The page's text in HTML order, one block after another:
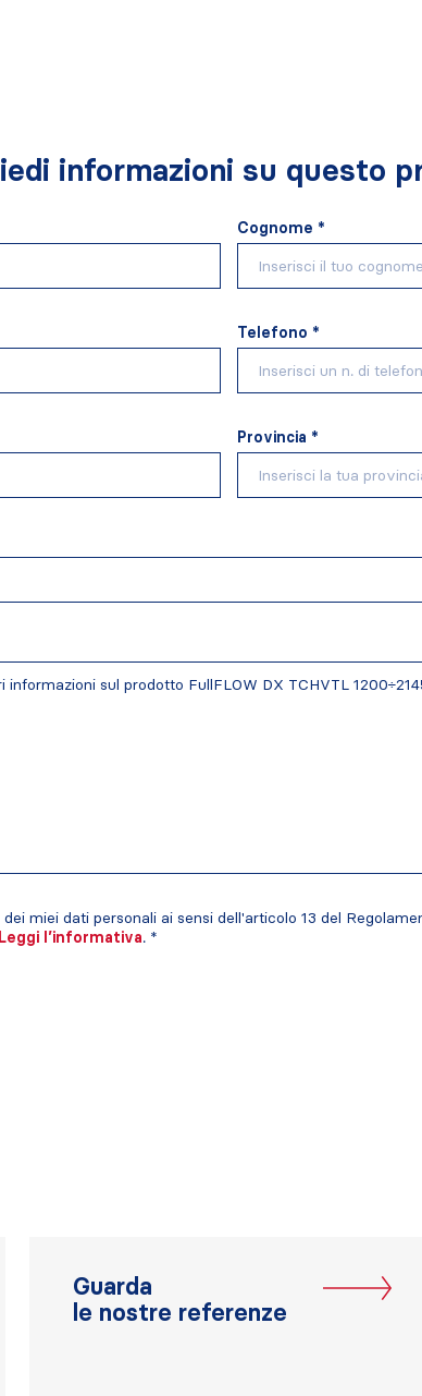
informazioni su questo
Cognome *
Telefono *
Provincia *
miei dati personali ai sensi dell'articolo 13 del
Leggi l’informativa. *
Guarda
le nostre referenze